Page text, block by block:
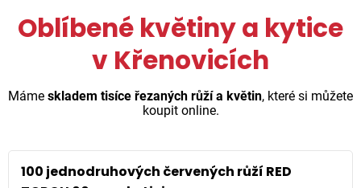
Oblíbené květiny a kytice
v Křenovicích
Máme skladem tisíce řezaných růží a květin, které si můžete
koupit online.
100 jednodruhových červených růží RED